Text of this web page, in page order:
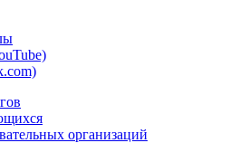
организаций